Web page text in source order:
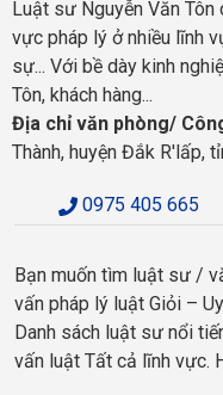
Luật sư Nguyễn Văn
vực pháp lý ở nhiều lĩnh
sự... Với bề dày kinh
Tôn, khách hàng...
Địa chỉ văn phòng/
Thành, huyện Đắk R'lấp,
0975 405 665
Bạn muốn tìm luật sư /
vấn pháp lý luật Giỏi –
Danh sách luật sư nổi
vấn luật Tất cả lĩnh vực.